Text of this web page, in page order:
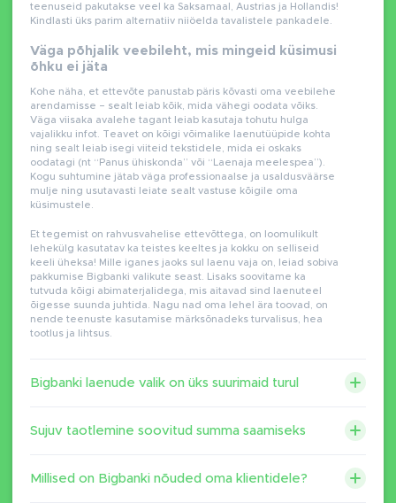
teenuseid pakutakse veel ka Saksamaal, Austrias ja Hollandis!
Kindlasti üks parim alternatiiv niiöelda tavalistele pankadele.
Väga põhjalik veebileht, mis mingeid küsimusi
õhku ei jäta
Kohe näha, et ettevõte panustab päris kõvasti oma veebilehe
arendamisse – sealt leiab kõik, mida vähegi oodata võiks.
Väga viisaka avalehe tagant leiab kasutaja tohutu hulga
vajalikku infot. Teavet on kõigi võimalike laenutüüpide kohta
ning sealt leiab isegi viiteid tekstidele, mida ei oskaks
oodatagi (nt “Panus ühiskonda” või “Laenaja meelespea”).
Kogu suhtumine jätab väga professionaalse ja usaldusväärse
mulje ning usutavasti leiate sealt vastuse kõigile oma
küsimustele.
Et tegemist on rahvusvahelise ettevõttega, on loomulikult
lehekülg kasutatav ka teistes keeltes ja kokku on selliseid
keeli üheksa! Mille iganes jaoks sul laenu vaja on, leiad sobiva
pakkumise Bigbanki valikute seast. Lisaks soovitame ka
tutvuda kõigi abimaterjalidega, mis aitavad sind laenuteel
õigesse suunda juhtida. Nagu nad oma lehel ära toovad, on
nende teenuste kasutamise märksõnadeks turvalisus, hea
tootlus ja lihtsus.
Bigbanki laenude valik on üks suurimaid turul
Sujuv taotlemine soovitud summa saamiseks
Millised on Bigbanki nõuded oma klientidele?